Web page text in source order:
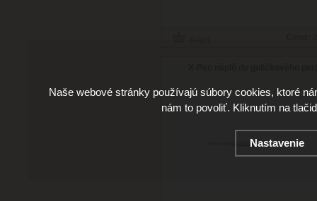
Naše webové stránky používajú súbory cookies, ktoré
nám to povoliť. Kliknutím na
Nastavenie